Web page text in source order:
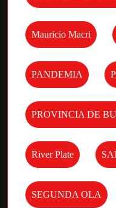
Mauricio Macri
PANDEMIA
PROVINCIA DE
River Plate
SEGUNDA OLA